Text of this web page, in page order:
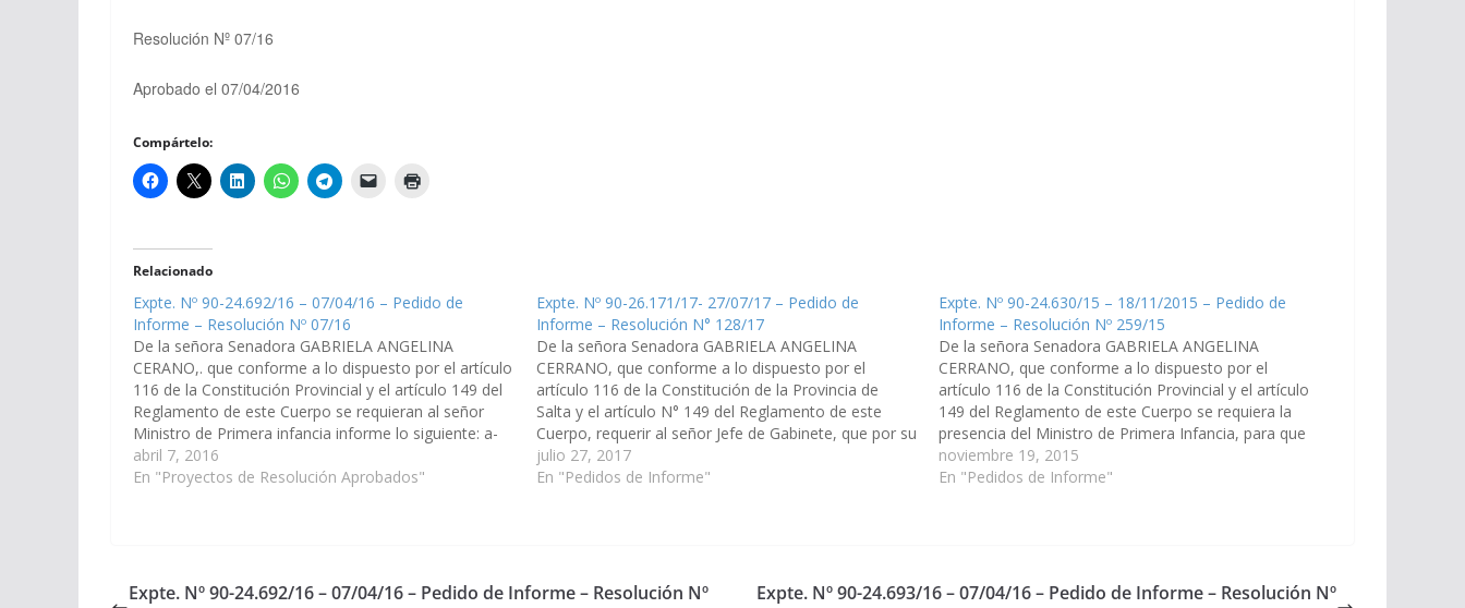
Resolución Nº 07/16
Aprobado el 07/04/2016
Compártelo:
Relacionado
Expte. Nº 90-24.692/16 – 07/04/16 – Pedido de
Informe – Resolución Nº 07/16
De la señora Senadora GABRIELA ANGELINA
CERANO,. que conforme a lo dispuesto por el artículo
116 de la Constitución Provincial y el artículo 149 del
Reglamento de este Cuerpo se requieran al señor
Ministro de Primera infancia informe lo siguiente: a-
En que consiste el Programa de Fortalecimiento
Familiar, con que…
abril 7, 2016
En "Proyectos de Resolución Aprobados"
Expte. Nº 90-26.171/17- 27/07/17 – Pedido de
Informe – Resolución N° 128/17
De la señora Senadora GABRIELA ANGELINA
CERRANO, que conforme a lo dispuesto por el
artículo 116 de la Constitución de la Provincia de
Salta y el artículo N° 149 del Reglamento de este
Cuerpo, requerir al señor Jefe de Gabinete, que por su
intermedio, se requiera la presencia del Ministro…
julio 27, 2017
En "Pedidos de Informe"
Expte. Nº 90-24.630/15 – 18/11/2015 – Pedido de
Informe – Resolución Nº 259/15
De la señora Senadora GABRIELA ANGELINA
CERRANO, que conforme a lo dispuesto por el
artículo 116 de la Constitución Provincial y el artículo
149 del Reglamento de este Cuerpo se requiera la
presencia del Ministro de Primera Infancia, para que
informe lo siguiente: a) Todo sobre el fallecimiento
del niño…
noviembre 19, 2015
En "Pedidos de Informe"
Expte. Nº 90-24.692/16 – 07/04/16 – Pedido de Informe – Resolución Nº Expte. Nº 90-24.693/16 – 07/04/16 – Pedido de Informe – Resolución Nº